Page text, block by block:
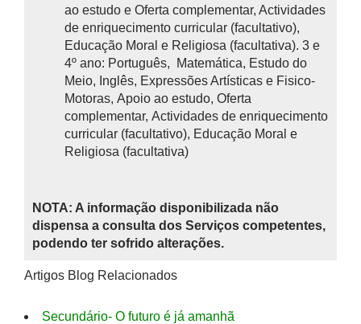
ao estudo e Oferta complementar, Actividades
de enriquecimento curricular (facultativo),
Educação Moral e Religiosa (facultativa). 3 e
4º ano: Português, Matemática, Estudo do
Meio, Inglês, Expressões Artísticas e Fisico-
Motoras, Apoio ao estudo, Oferta
complementar, Actividades de enriquecimento
curricular (facultativo), Educação Moral e
Religiosa (facultativa)
NOTA: A informação disponibilizada não
dispensa a consulta dos Serviços competentes,
podendo ter sofrido alterações.
Artigos Blog Relacionados
Secundário- O futuro é já amanhã